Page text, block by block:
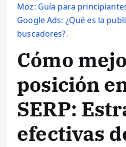
Moz: Guía para
Google Ads: ¿Qué es la
buscadores?.
Cómo
posición
SERP:
efectivas